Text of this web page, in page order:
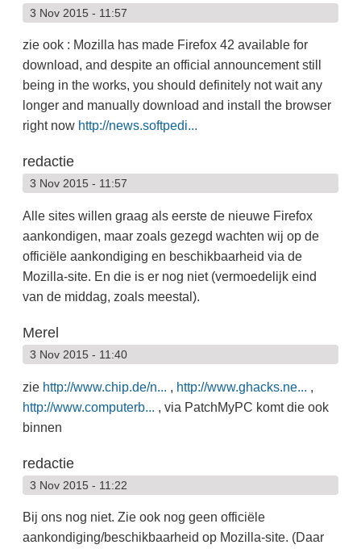
3 Nov 2015 - 11:57
zie ook : Mozilla has made Firefox 42 available for
download, and despite an official announcement still
being in the works, you should definitely not wait any
longer and manually download and install the browser
right now http://news.softpedi...
redactie
3 Nov 2015 - 11:57
Alle sites willen graag als eerste de nieuwe Firefox
aankondigen, maar zoals gezegd wachten wij op de
officiële aankondiging en beschikbaarheid via de
Mozilla-site. En die is er nog niet (vermoedelijk eind
van de middag, zoals meestal).
Merel
3 Nov 2015 - 11:40
zie http://www.chip.de/n... , http://www.ghacks.ne... ,
http://www.computerb... , via PatchMyPC komt die ook
binnen
redactie
3 Nov 2015 - 11:22
Bij ons nog niet. Zie ook nog geen officiële
aankondiging/beschikbaarheid op Mozilla-site. (Daar